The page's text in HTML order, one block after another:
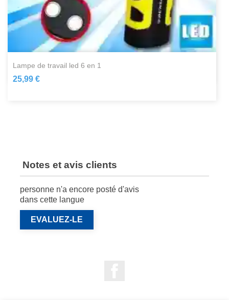
lampe de travail led 6 en 1
25,99 €
Notes et avis clients
personne n'a encore posté d'avis
dans cette langue
EVALUEZ-LE